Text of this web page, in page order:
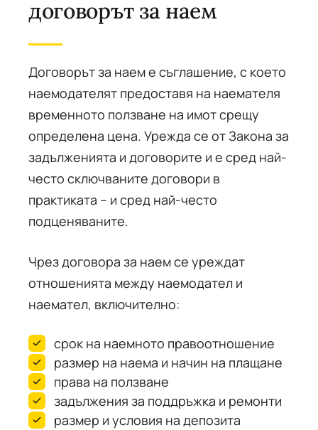
договорът за наем
Договорът за наем е съглашение, с което
наемодателят предоставя на наемателя
временното ползване на имот срещу
определена цена. Урежда се от Закона за
задълженията и договорите и е сред най-
често сключваните договори в
практиката – и сред най-често
подценяваните.
Чрез договора за наем се уреждат
отношенията между наемодател и
наемател, включително:
срок на наемното правоотношение
размер на наема и начин на плащане
права на ползване
задължения за поддръжка и ремонти
размер и условия на депозита